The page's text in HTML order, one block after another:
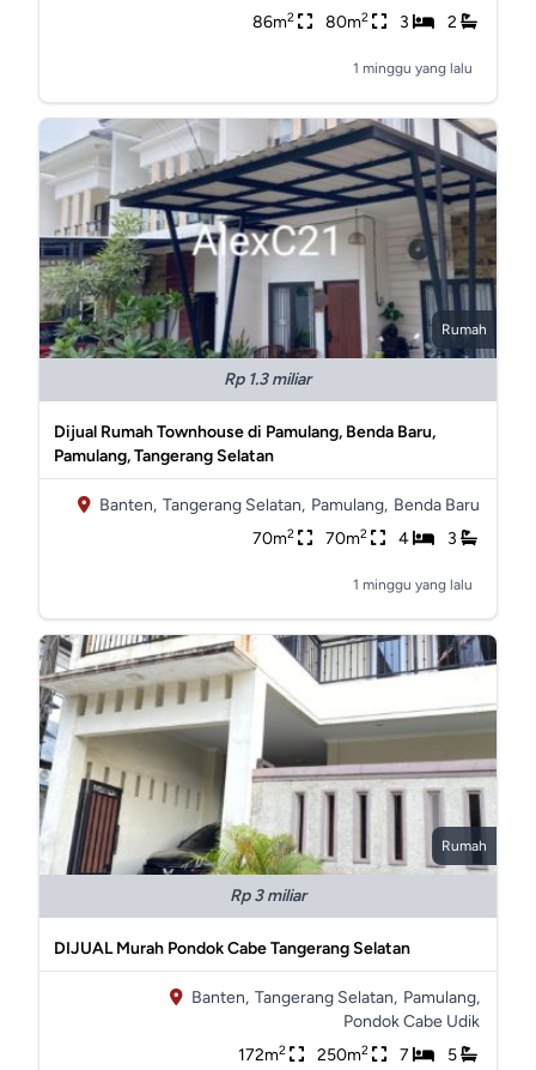
86m2 80m2 3 2
1 minggu yang lalu
Rumah
Rp 1.3 miliar
Dijual Rumah Townhouse di Pamulang, Benda Baru,
Pamulang, Tangerang Selatan
Banten, Tangerang Selatan, Pamulang, Benda Baru
70m2 70m2 4 3
1 minggu yang lalu
Rumah
Rp 3 miliar
DIJUAL Murah Pondok Cabe Tangerang Selatan
Banten, Tangerang Selatan, Pamulang,
Pondok Cabe Udik
172m2 250m2 7 5